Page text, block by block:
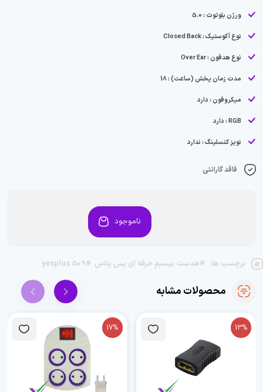
ورژن بلوتوث : 5.0
نوع آکوستیک : Closed Back
نوع هدفون : Over Ear
مدت زمان پخش (ساعت) : 18
میکروفون : دارد
RGB : دارد
نویز کنسلینگ : ندارد
فاقد گارانتی
ناموجود
برچسب ها: #هدست بیسیم حرفه ای یس پلاس #yesplus 509
محصولات مشابه
13%
17%